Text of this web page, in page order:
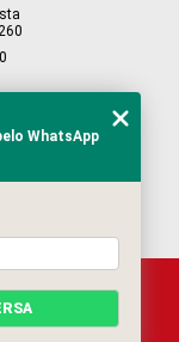
4901-6045
WhatsApp